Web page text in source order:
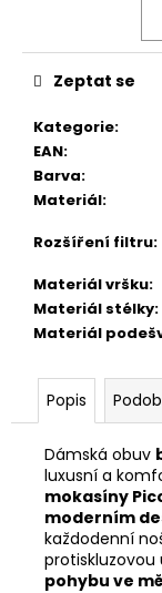
Kategorie:
EAN:
Barva:
Materiál:
Rozšíření filtru:
Materiál vršku:
Materiál stélky:
Materiál
Zeptat se
Popis
Dámská obuv
luxusní a
mokasíny
moderním
každodenní
protiskluzovou
pohybu ve
FASCITE
DÁMSKÉ
SANDÁLY
BÉŽOVÉ
790